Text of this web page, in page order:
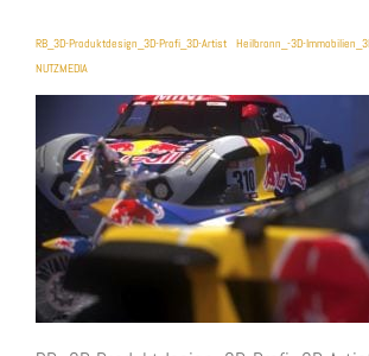
RB_3D-Produktdesign_3D-Profi_3D-Artist Heilbronn_-3D-
NUTZMEDIA